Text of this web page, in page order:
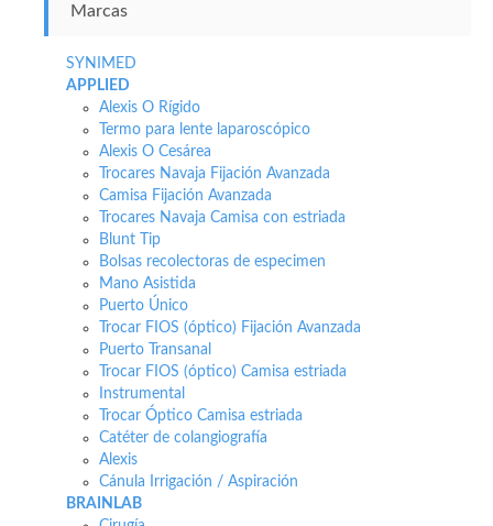
Marcas
SYNIMED
APPLIED
Alexis O Rígido
Termo para lente laparoscópico
Alexis O Cesárea
Trocares Navaja Fijación Avanzada
Camisa Fijación Avanzada
Trocares Navaja Camisa con estriada
Blunt Tip
Bolsas recolectoras de especimen
Mano Asistida
Puerto Único
Trocar FIOS (óptico) Fijación Avanzada
Puerto Transanal
Trocar FIOS (óptico) Camisa estriada
Instrumental
Trocar Óptico Camisa estriada
Catéter de colangiografía
Alexis
Cánula Irrigación / Aspiración
BRAINLAB